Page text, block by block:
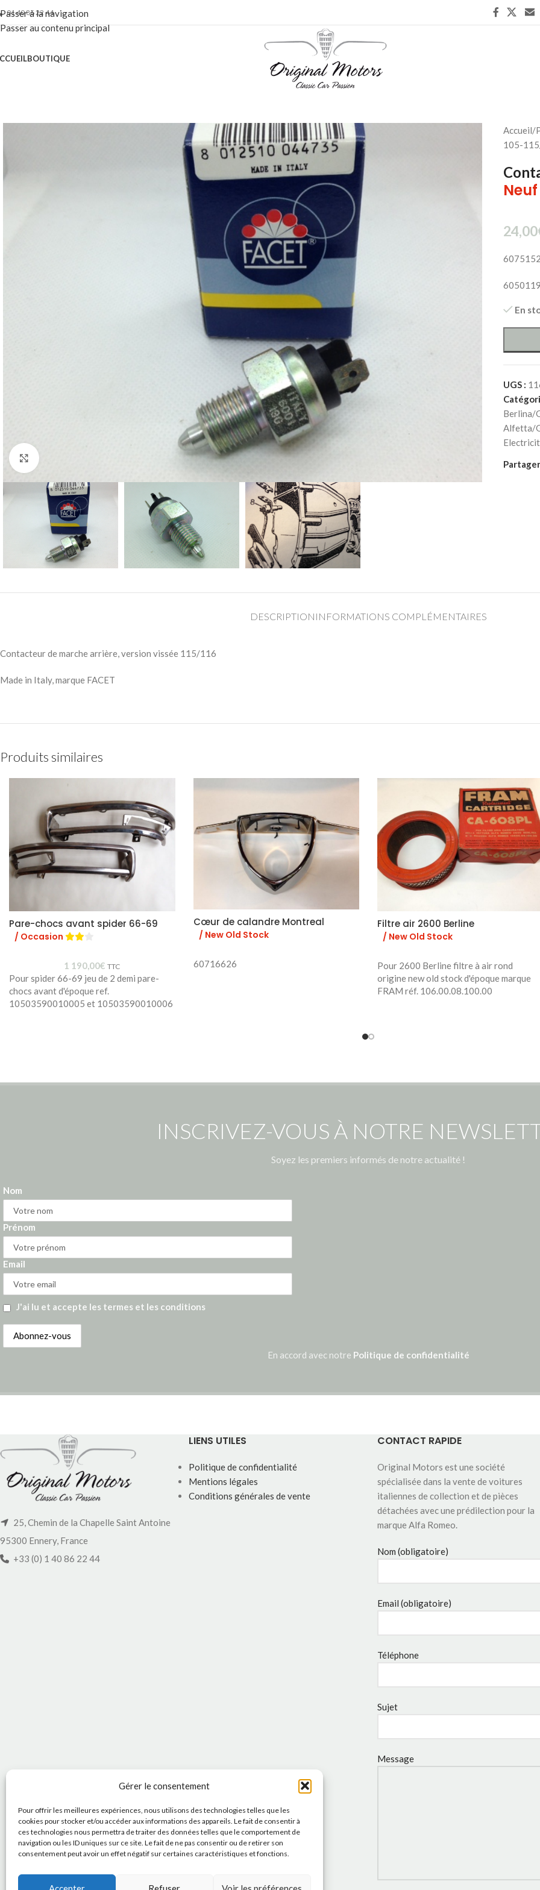
Gérer le consentement
Pour offrir les meilleures expériences, nous utilisons des technologies telles que les
cookies pour stocker et/ou accéder aux informations des appareils. Le fait de consentir à
ces technologies nous permettra de traiter des données telles que le comportement de
navigation ou les ID uniques sur ce site. Le fait de ne pas consentir ou de retirer son
consentement peut avoir un effet négatif sur certaines caractéristiques et fonctions.
Passer à la navigation
Passer au contenu principal
01 40 86 22 44
BOUTIQUE
Accueil/
105-115
Neuf
24,00
En
UGS :
Berlina/
Alfetta/
DESCRIPTION INFORMATIONS COMPLÉMENTAIRES
Contacteur de marche arrière, version vissée 115/116
Made in Italy, marque FACET
Produits similaires
Pare-chocs avant spider 66-69
/ Occasion
1 190,00€ TTC
Pour spider 66-69 jeu de 2 demi pare-
chocs avant d'époque ref.
10503590010005 et 10503590010006
Cœur de calandre Montreal
/ New Old Stock
60716626
Filtre air 2600 Berline
/ New Old Stock
Pour 2600 Berline filtre à air rond
origine new old stock d'époque marque
FRAM réf. 106.00.08.100.00
INSCRIVEZ-VOUS À NOTRE
Soyez les premiers informés de notre actualité !
Nom
Prénom
Email
J'ai lu et accepte les termes et les conditions
En accord avec notre Politique de confidentialité
25, Chemin de la Chapelle Saint Antoine
95300 Ennery, France
+33 (0) 1 40 86 22 44
LIENS UTILES
Politique de confidentialité
Mentions légales
Conditions générales de vente
CONTACT RAPIDE
Original Motors est une société
spécialisée dans la vente de voitures
italiennes de collection et de pièces
détachées avec une prédilection pour la
marque Alfa Romeo.
Nom (obligatoire)
Email (obligatoire)
Téléphone
Sujet
Message